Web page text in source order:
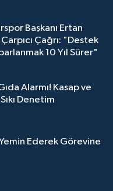
Başkanı Ertan
Çağrı: "Destek
10 Yıl Sürer"
Alarmı! Kasap ve
Denetim
Ederek Görevine